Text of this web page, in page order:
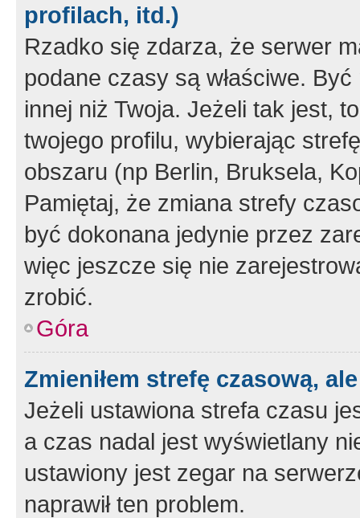
profilach, itd.)
Rzadko się zdarza, że serwer
podane czasy są właściwe.
innej niż Twoja. Jeżeli tak jest,
twojego profilu, wybierając
obszaru (np Berlin, Bruksela,
Pamiętaj, że zmiana strefy
być dokonana jedynie przez
więc jeszcze się nie
zrobić.
Góra
Zmieniłem strefę czasową,
Jeżeli ustawiona strefa czasu
a czas nadal jest wyświetlany
ustawiony jest zegar na
naprawił ten problem.